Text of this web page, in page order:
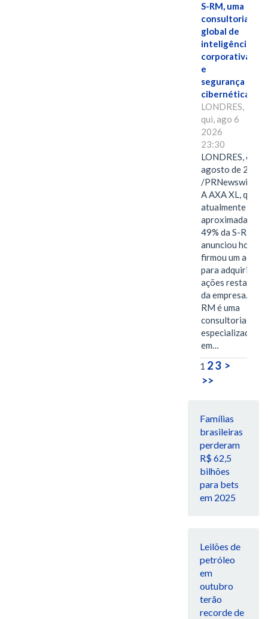
S-RM, uma
consultoria
global de
inteligência
corporativa
e
segurança
cibernética
LONDRES,
qui, ago 6
2026
23:30
LONDRES, 6 de
agosto de 2026
/PRNewswire/ --
A AXA XL, que
atualmente
49% da S-RM,
anunciou hoje
firmou um
para adquirir as
ações restantes
da empresa. A S-
RM é uma
consultoria
especializada
em…
1 23 >
>>
Famílias
brasileiras
perderam
R$ 62,5
bilhões
para bets
em 2025
Leilões de
petróleo
em
outubro
terão
recorde de